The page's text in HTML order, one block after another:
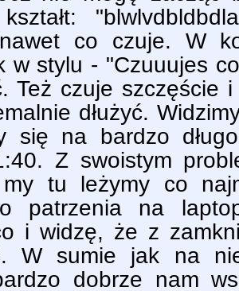
co czuje. W
w stylu - "Czuuujes
Też czuje szczęście
dłużyć.
się na bardzo
Z swoistym
my tu leżymy co
patrzenia na
i widzę, że z
W sumie jak na
dobrze nam